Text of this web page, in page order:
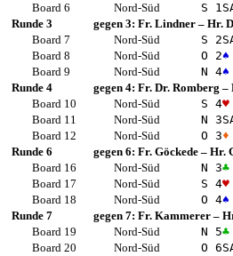
Board 6
Nord-Süd S 1
Runde 3
gegen 3: Fr. Lindner – Hr.
Board 7
Nord-Süd S 2
Board 8
Nord-Süd O 2♠
Board 9
Nord-Süd N 4♠
Runde 4
gegen 4: Fr. Dr. Romberg –
Board 10
Nord-Süd S 4♥
Board 11
Nord-Süd N 3
Board 12
Nord-Süd O 3♦
Runde 6
gegen 6: Fr. Göckede – Hr.
Board 16
Nord-Süd N 3♣
Board 17
Nord-Süd S 4♥
Board 18
Nord-Süd O 4♠
Runde 7
gegen 7: Fr. Kammerer –
Board 19
Nord-Süd N 5♣
Board 20
Nord-Süd O 6